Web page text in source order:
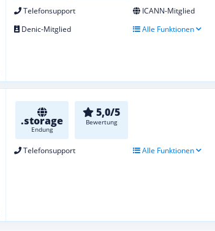
Telefonsupport
ICANN-Mitglied
Denic-Mitglied
Alle Funktionen
.storage
Endung
5,0/5
Bewertung
Telefonsupport Alle Funktionen